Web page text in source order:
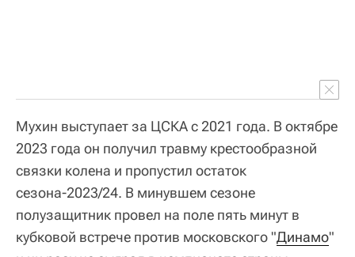
Мухин выступает за ЦСКА с 2021 года. В октябре
2023 года он получил травму крестообразной
связки колена и пропустил остаток
сезона-2023/24. В минувшем сезоне
полузащитник провел на поле пять минут в
кубковой встрече против московского "Динамо"